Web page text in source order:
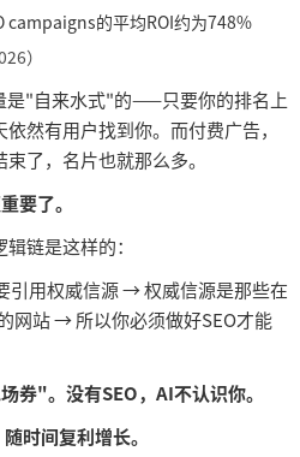
campaigns的平均ROI约为748%
）
是"自来水式"的——只要你的排名上
然有用户找到你。而付费广告，
了，名片也就那么多。
要了。
链是这样的：
引用权威信源 → 权威信源是那些在
网站 → 所以你必须做好SEO才能
券"。没有SEO，AI不认识你。
时间复利增长。